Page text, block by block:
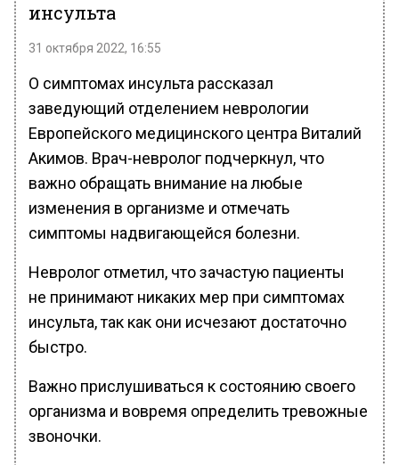
инсульта
31 октября 2022, 16:55
О симптомах инсульта рассказал
заведующий отделением неврологии
Европейского медицинского центра Виталий
Акимов. Врач-невролог подчеркнул, что
важно обращать внимание на любые
изменения в организме и отмечать
симптомы надвигающейся болезни.
Невролог отметил, что зачастую пациенты
не принимают никаких мер при симптомах
инсульта, так как они исчезают достаточно
быстро.
Важно прислушиваться к состоянию своего
организма и вовремя определить тревожные
звоночки.